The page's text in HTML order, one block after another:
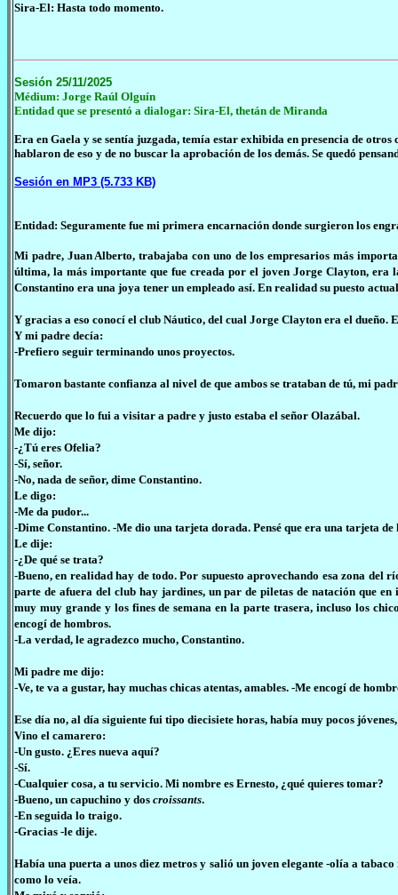
Sira-El: Hasta todo momento.
Sesión 25/11/2025
Médium: Jorge Raúl Olguín
Entidad que se presentó a dialogar: Sira-El, thetán de Miranda
Era en Gaela y se sentía juzgada, temía estar exhibida en presencia de
hablaron de eso y de no buscar la aprobación de los demás. Se quedó
Sesión en MP3 (5.733 KB)
Entidad: Seguramente fue mi primera encarnación donde surgieron los
Mi padre, Juan Alberto, trabajaba con uno de los empresarios más
última, la más importante que fue creada por el joven Jorge Clayton,
Constantino era una joya tener un empleado así. En realidad su puesto
Y gracias a eso conocí el club Náutico, del cual Jorge Clayton era el
Y mi padre decía:
-Prefiero seguir terminando unos proyectos.
Tomaron bastante confianza al nivel de que ambos se trataban de tú, mi
Recuerdo que lo fui a visitar a padre y justo estaba el señor Olazábal.
Me dijo:
-¿Tú eres Ofelia?
-Sí, señor.
-No, nada de señor, dime Constantino.
Le digo:
-Me da pudor...
-Dime Constantino. -Me dio una tarjeta dorada. Pensé que era una tarjeta
Le dije:
-¿De qué se trata?
-Bueno, en realidad hay de todo. Por supuesto aprovechando esa zona
parte de afuera del club hay jardines, un par de piletas de natación que
muy muy grande y los fines de semana en la parte trasera, incluso los
encogí de hombros.
-La verdad, le agradezco mucho, Constantino.
Mi padre me dijo:
-Ve, te va a gustar, hay muchas chicas atentas, amables. -Me encogí de
Ese día no, al día siguiente fui tipo diecisiete horas, había muy pocos jóvenes,
Vino el camarero:
-Un gusto. ¿Eres nueva aquí?
-Sí.
-Cualquier cosa, a tu servicio. Mi nombre es Ernesto, ¿qué quieres tomar?
-Bueno, un capuchino y dos croissants.
-En seguida lo traigo.
-Gracias -le dije.
Había una puerta a unos diez metros y salió un joven elegante -olía a
como lo veía.